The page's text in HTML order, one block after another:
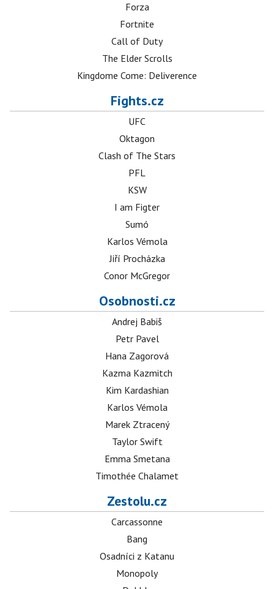
Forza
Fortnite
Call of Duty
The Elder Scrolls
Kingdome Come: Deliverence
Fights.cz
UFC
Oktagon
Clash of The Stars
PFL
KSW
I am Figter
Sumó
Karlos Vémola
Jiří Procházka
Conor McGregor
Osobnosti.cz
Andrej Babiš
Petr Pavel
Hana Zagorová
Kazma Kazmitch
Kim Kardashian
Karlos Vémola
Marek Ztracený
Taylor Swift
Emma Smetana
Timothée Chalamet
Zestolu.cz
Carcassonne
Bang
Osadníci z Katanu
Monopoly